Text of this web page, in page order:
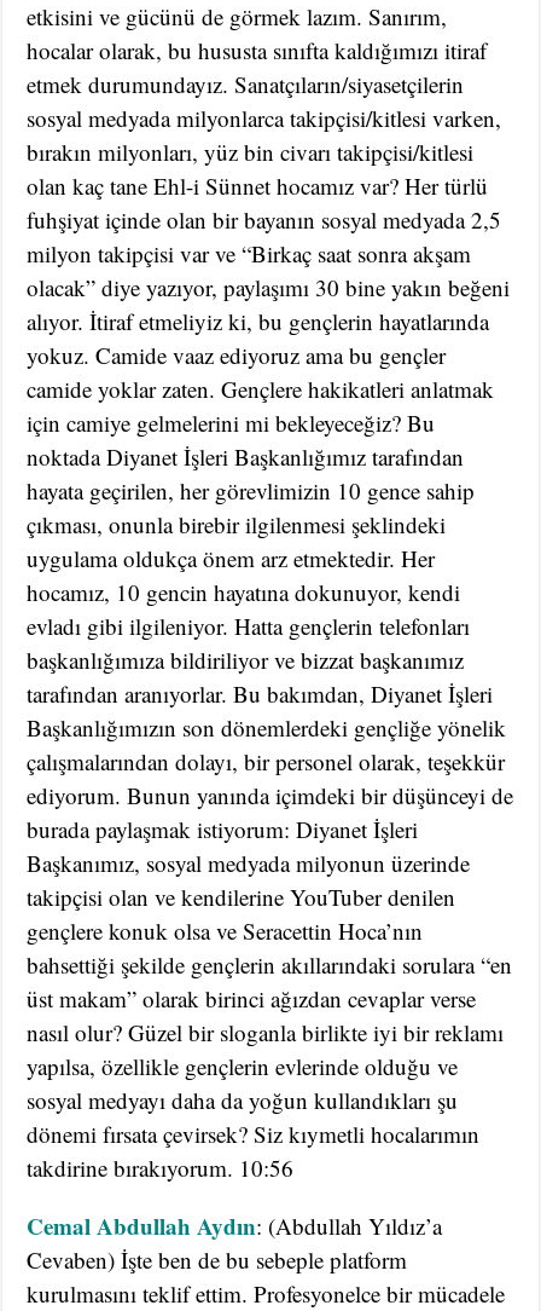
etkisini ve gücünü de görmek lazım. Sanırım,
hocalar olarak, bu hususta sınıfta kaldığımızı itiraf
etmek durumundayız. Sanatçıların/siyasetçilerin
sosyal medyada milyonlarca takipçisi/kitlesi varken,
bırakın milyonları, yüz bin civarı takipçisi/kitlesi
olan kaç tane Ehl-i Sünnet hocamız var? Her türlü
fuhşiyat içinde olan bir bayanın sosyal medyada 2,5
milyon takipçisi var ve “Birkaç saat sonra akşam
olacak” diye yazıyor, paylaşımı 30 bine yakın beğeni
alıyor. İtiraf etmeliyiz ki, bu gençlerin hayatlarında
yokuz. Camide vaaz ediyoruz ama bu gençler
camide yoklar zaten. Gençlere hakikatleri anlatmak
için camiye gelmelerini mi bekleyeceğiz? Bu
noktada Diyanet İşleri Başkanlığımız tarafından
hayata geçirilen, her görevlimizin 10 gence sahip
çıkması, onunla birebir ilgilenmesi şeklindeki
uygulama oldukça önem arz etmektedir. Her
hocamız, 10 gencin hayatına dokunuyor, kendi
evladı gibi ilgileniyor. Hatta gençlerin telefonları
başkanlığımıza bildiriliyor ve bizzat başkanımız
tarafından aranıyorlar. Bu bakımdan, Diyanet İşleri
Başkanlığımızın son dönemlerdeki gençliğe yönelik
çalışmalarından dolayı, bir personel olarak, teşekkür
ediyorum. Bunun yanında içimdeki bir düşünceyi de
burada paylaşmak istiyorum: Diyanet İşleri
Başkanımız, sosyal medyada milyonun üzerinde
takipçisi olan ve kendilerine YouTuber denilen
gençlere konuk olsa ve Seracettin Hoca’nın
bahsettiği şekilde gençlerin akıllarındaki sorulara “en
üst makam” olarak birinci ağızdan cevaplar verse
nasıl olur? Güzel bir sloganla birlikte iyi bir reklamı
yapılsa, özellikle gençlerin evlerinde olduğu ve
sosyal medyayı daha da yoğun kullandıkları şu
dönemi fırsata çevirsek? Siz kıymetli hocalarımın
takdirine bırakıyorum. 10:56
Cemal Abdullah Aydın: (Abdullah Yıldız’a
Cevaben) İşte ben de bu sebeple platform
kurulmasını teklif ettim. Profesyonelce bir mücadele